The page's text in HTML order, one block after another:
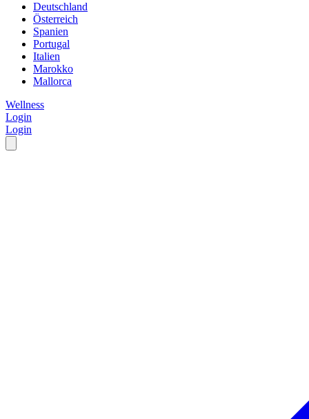
Deutschland
Österreich
Spanien
Portugal
Italien
Marokko
Mallorca
Wellness
Login
Login